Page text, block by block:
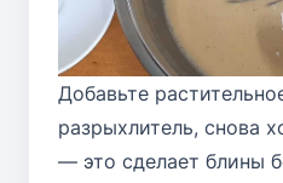
Добавьте
разрыхлитель, снова
— это сделает блины